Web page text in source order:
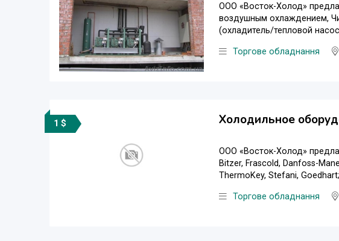
ООО «Восток-Холод»
воздушным охлаждением,
(охладитель/тепловой
Торгове обладнання
1 $ Холодильное
ООО «Восток-Холод»
Bitzer, Frascold, Danfoss-
ThermoKey, Stefani,
Торгове обладнання